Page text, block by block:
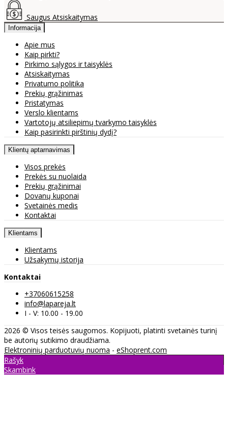
Saugus Atsiskaitymas
Informacija
Apie mus
Kaip pirkti?
Pirkimo sąlygos ir taisyklės
Atsiskaitymas
Privatumo politika
Prekių grąžinimas
Pristatymas
Verslo klientams
Vartotojų atsiliepimų tvarkymo taisyklės
Kaip pasirinkti pirštinių dydį?
Klientų aptarnavimas
Visos prekės
Prekės su nuolaida
Prekių grąžinimai
Dovanų kuponai
Svetainės medis
Kontaktai
Klientams
Klientams
Užsakymų istorija
Kontaktai
+37060615258
info@lapareja.lt
I - V: 10.00 - 19.00
2026 © Visos teisės saugomos. Kopijuoti, platinti svetainės turinį
be autorių sutikimo draudžiama.
Elektroninių parduotuvių nuoma - eShoprent.com
Rašyk
Skambink